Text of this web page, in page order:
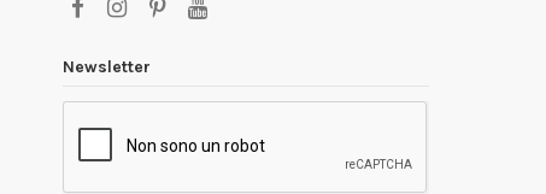
Newsletter